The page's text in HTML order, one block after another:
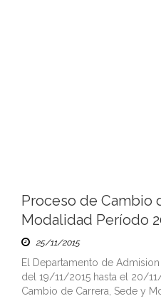
Proceso de Cambio
Modalidad Período
25/11/2015
El Departamento de
del 19/11/2015 hasta el 20/
Cambio de Carrera, Sede y